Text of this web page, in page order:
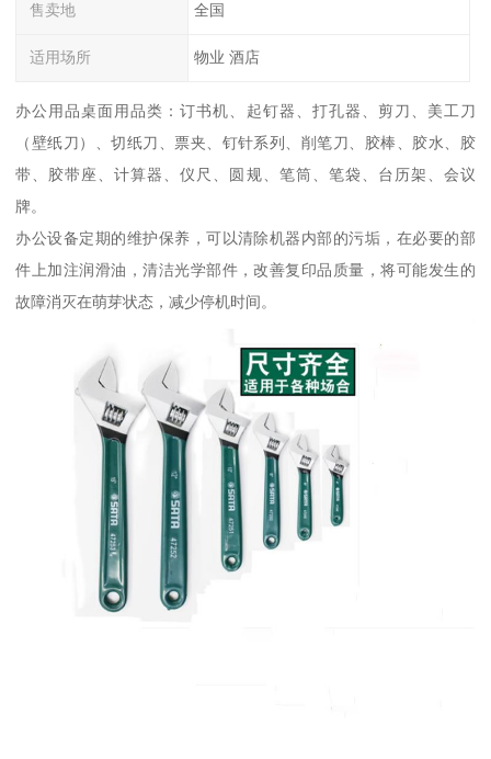
售卖地 全国
适用场所 物业 酒店
办公用品桌面用品类：订书机、起钉器、打孔器、剪刀、美工刀
（壁纸刀）、切纸刀、票夹、钉针系列、削笔刀、胶棒、胶水、胶
带、胶带座、计算器、仪尺、圆规、笔筒、笔袋、台历架、会议
牌。
办公设备定期的维护保养，可以清除机器内部的污垢，在必要的部
件上加注润滑油，清洁光学部件，改善复印品质量，将可能发生的
故障消灭在萌芽状态，减少停机时间。